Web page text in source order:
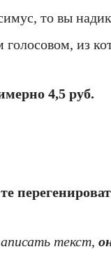
то вы
голосовом, из
4,5 руб.
текст,